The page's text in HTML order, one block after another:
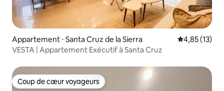
Appartement ⋅ Santa Cruz de la Sierra Évaluation
4,85 (13)
VESTA | Appartement Exécutif à Santa Cruz
Coup de cœur voyageurs
Coup de cœur voyageurs